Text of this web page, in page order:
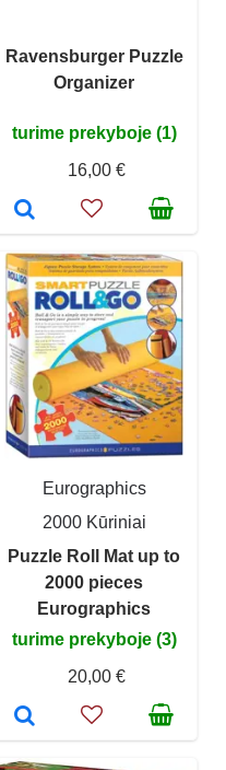
Ravensburger Puzzle
Organizer
turime prekyboje (1)
16,00 €
Eurographics
2000 Kūriniai
Puzzle Roll Mat up to
2000 pieces
Eurographics
turime prekyboje (3)
20,00 €